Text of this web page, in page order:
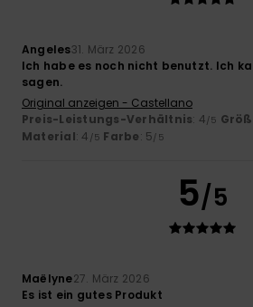
Angeles31. März 2026
Ich habe es noch nicht benutzt. Ich
sagen.
Original anzeigen - Castellano
Preis-Leistungs-Verhältnis: 4/5
Material: 4 /5 Farbe: 5/5
5/5
Maëlyne27. März 2026
Es ist ein gutes Produkt